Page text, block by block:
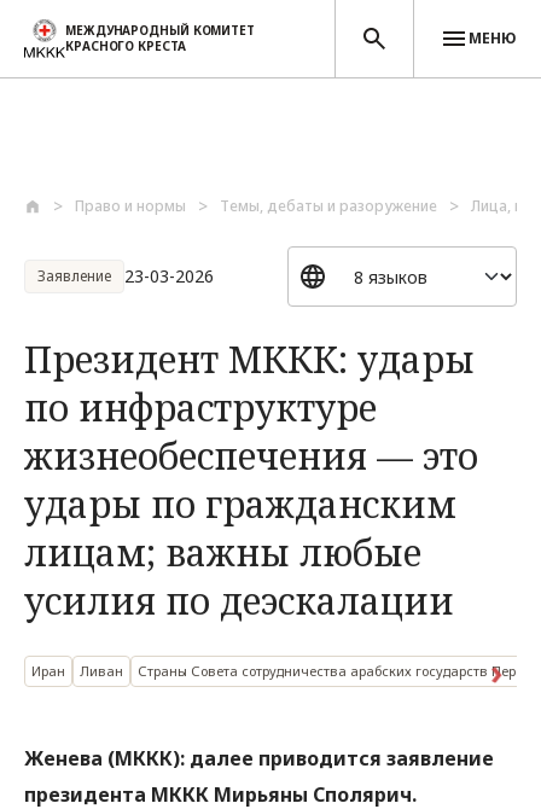
МЕЖДУНАРОДНЫЙ КОМИТЕТ
КРАСНОГО КРЕСТА
МЕНЮ
Право и нормы Темы, дебаты и разоружение Лица,
Заявление 23-03-2026
Президент МККК: удары
по инфраструктуре
жизнеобеспечения — это
удары по гражданским
лицам; важны любые
усилия по деэскалации
Иран Ливан Страны Совета сотрудничества арабских государств
Женева (МККК): далее приводится заявление
президента МККК Мирьяны Сполярич.